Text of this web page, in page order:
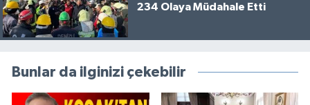
234 Olaya Müdahale Etti
Bunlar da ilginizi çekebilir